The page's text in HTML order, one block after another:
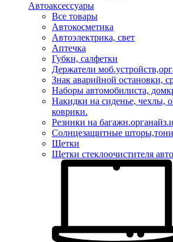
Автоаксессуары
Все товары
Автокосметика
Автоэлектрика, свет
Аптечка
Губки, салфетки
Держатели
Знак аварийной остановки,
Наборы автомобилиста,
Накидки на сиденье, чехлы,
коврики.
Резинки на
Солнцезащитные
Щетки
Щетки стеклоочистителя